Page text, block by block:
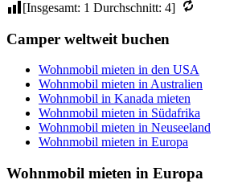
[Insgesamt: 1 Durchschnitt: 4]
Camper weltweit buchen
Wohnmobil mieten in den USA
Wohnmobil mieten in Australien
Wohnmobil in Kanada mieten
Wohnmobil mieten in Südafrika
Wohnmobil mieten in Neuseeland
Wohnmobil mieten in Europa
Wohnmobil mieten in Europa